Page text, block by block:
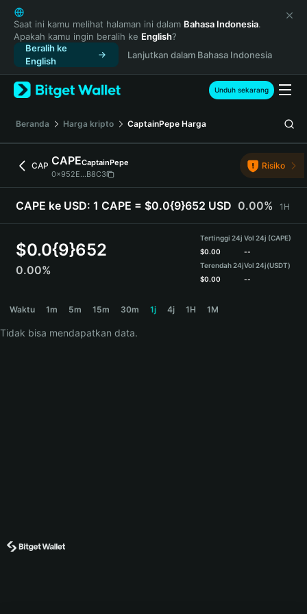
English
日本語
Tiếng Việt
Русский
Español (Latinoamérica)
Türkçe
Français
Deutsch
繁體中文
Português (Portugal)
Bahasa Indonesia
ภาษาไทย
Español
Español (Argentina)
Saat ini kamu melihat halaman ini dalam Bahasa Indonesia.
Apakah kamu ingin beralih ke English?
Beralih ke
English
Lanjutkan dalam Bahasa Indonesia
Unduh sekarang
Beranda Harga kripto CaptainPepe Harga
CAP CAPECaptainPepe
0x952E...B8C3
Risiko
CAPE ke USD: 1 CAPE = $0.0{9}652 USD 0.00% 1H
$0.0{9}652
0.00%
Tertinggi 24j
$0.00
Terendah 24j
$0.00
Vol 24j (CAPE)
--
Vol 24j(USDT)
--
Waktu 1m 5m 15m 30m 1j 4j 1H 1M
Tidak bisa mendapatkan data.